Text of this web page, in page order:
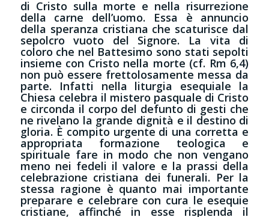
di Cristo sulla morte e nella risurrezione
della carne dell’uomo. Essa è annuncio
della speranza cristiana che scaturisce dal
sepolcro vuoto del Signore. La vita di
coloro che nel Battesimo sono stati sepolti
insieme con Cristo nella morte (cf. Rm 6,4)
non può essere frettolosamente messa da
parte. Infatti nella liturgia esequiale la
Chiesa celebra il mistero pasquale di Cristo
e circonda il corpo del defunto di gesti che
ne rivelano la grande dignità e il destino di
gloria. È compito urgente di una corretta e
appropriata formazione teologica e
spirituale fare in modo che non vengano
meno nei fedeli il valore e la prassi della
celebrazione cristiana dei funerali. Per la
stessa ragione è quanto mai importante
preparare e celebrare con cura le esequie
cristiane, affinché in esse risplenda il